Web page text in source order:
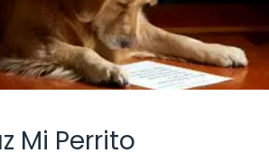
Mi Perrito